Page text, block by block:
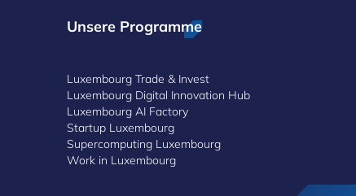
Unsere Programme
Luxembourg Trade & Invest
Luxembourg Digital Innovation Hub
Luxembourg AI Factory
Startup Luxembourg
Supercomputing Luxembourg
Work in Luxembourg